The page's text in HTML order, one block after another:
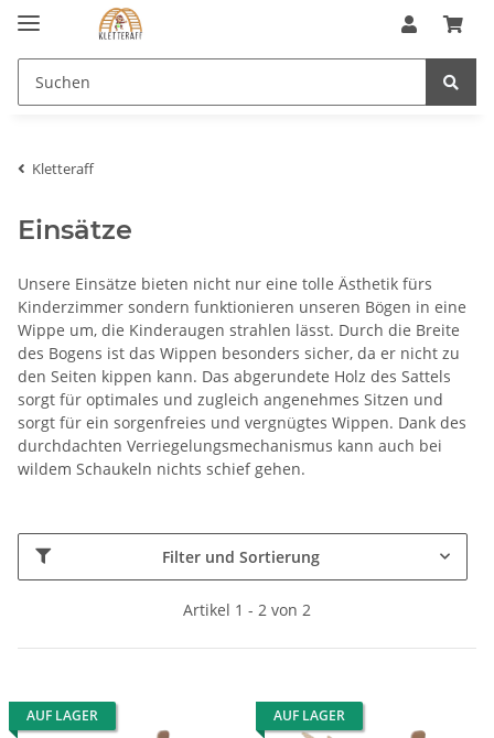
Kletteraff
Einsätze
Unsere Einsätze bieten nicht nur eine tolle Ästhetik fürs
Kinderzimmer sondern funktionieren unseren Bögen in eine
Wippe um, die Kinderaugen strahlen lässt. Durch die Breite
des Bogens ist das Wippen besonders sicher, da er nicht zu
den Seiten kippen kann. Das abgerundete Holz des Sattels
sorgt für optimales und zugleich angenehmes Sitzen und
sorgt für ein sorgenfreies und vergnügtes Wippen. Dank des
durchdachten Verriegelungsmechanismus kann auch bei
wildem Schaukeln nichts schief gehen.
Filter und Sortierung
Artikel 1 - 2 von 2
AUF LAGER AUF LAGER